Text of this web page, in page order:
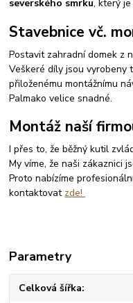
severského smrku, který
Stavebnice vč.
Postavit zahradní domek z
Veškeré díly jsou vyrobeny
přiloženému montážnímu
Palmako velice snadné.
Montáž naší
I přes to, že běžný kutil
My víme, že naši zákaznici
Proto nabízíme
kontaktovat zde!
Parametry
Celková šířka